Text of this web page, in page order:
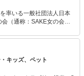
率いる一般社団法人日本
（通称：SAKE女の会）
やセ
け売上向上支援も。著書
。この道30年のお酒のプ
キッズ、ペット